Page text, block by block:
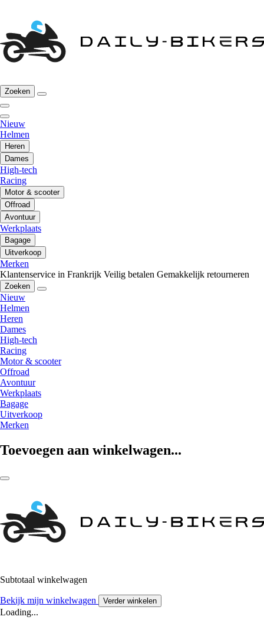
Zoeken
Nieuw
Helmen
Heren
Dames
High-tech
Racing
Motor & scooter
Offroad
Avontuur
Werkplaats
Bagage
Uitverkoop
Merken
Klantenservice in Frankrijk Veilig betalen Gemakkelijk retourneren
Zoeken
Nieuw
Helmen
Heren
Dames
High-tech
Racing
Motor & scooter
Offroad
Avontuur
Werkplaats
Bagage
Uitverkoop
Merken
Toevoegen aan winkelwagen...
Subtotaal winkelwagen
Bekijk mijn winkelwagen Verder winkelen
Loading...